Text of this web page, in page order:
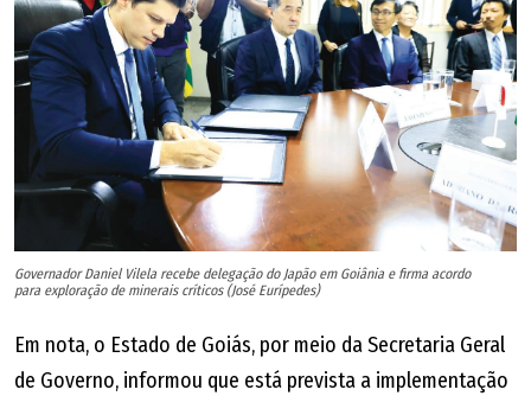
Governador Daniel Vilela recebe delegação do Japão em Goiânia e firma acordo
para exploração de minerais críticos (José Eurípedes)
Em nota, o Estado de Goiás, por meio da Secretaria Geral
de Governo, informou que está prevista a implementação